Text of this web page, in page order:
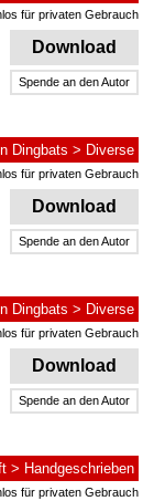
für privaten Gebrauch
Download
Spende an den Autor
Dingbats > Diverse
für privaten Gebrauch
Download
Spende an den Autor
Dingbats > Diverse
für privaten Gebrauch
Download
Spende an den Autor
> Handgeschrieben
für privaten Gebrauch